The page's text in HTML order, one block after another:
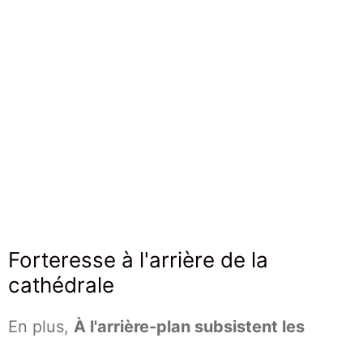
Forteresse à l'arrière de la
cathédrale
En plus, À l'arrière-plan subsistent les